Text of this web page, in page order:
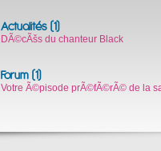
Actualités (1)
DÃ©cÃšs du chanteur Black
Forum (1)
Votre Ã©pisode prÃ©fÃ©rÃ© de la